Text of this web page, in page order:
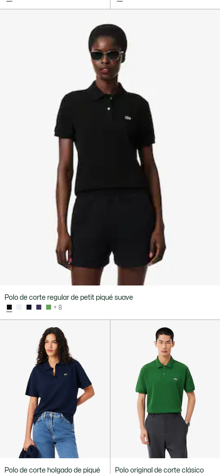
Polo de corte regular de petit piqué suave
+ 8
Polo de corte holgado de piqué
Polo original de corte clásico